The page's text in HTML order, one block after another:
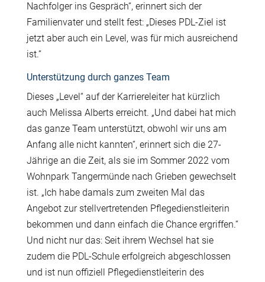
Nachfolger ins Gespräch“, erinnert sich der
Familienvater und stellt fest: „Dieses PDL-Ziel ist
jetzt aber auch ein Level, was für mich ausreichend
ist.“
Unterstützung durch ganzes Team
Dieses „Level“ auf der Karriereleiter hat kürzlich
auch Melissa Alberts erreicht. „Und dabei hat mich
das ganze Team unterstützt, obwohl wir uns am
Anfang alle nicht kannten“, erinnert sich die 27-
Jährige an die Zeit, als sie im Sommer 2022 vom
Wohnpark Tangermünde nach Grieben gewechselt
ist. „Ich habe damals zum zweiten Mal das
Angebot zur stellvertretenden Pflegedienstleiterin
bekommen und dann einfach die Chance ergriffen.“
Und nicht nur das: Seit ihrem Wechsel hat sie
zudem die PDL-Schule erfolgreich abgeschlossen
und ist nun offiziell Pflegedienstleiterin des